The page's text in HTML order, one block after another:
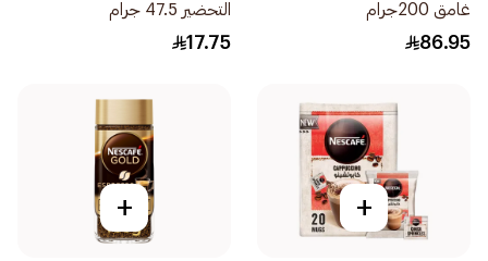
غامق 200جرام
86.95
التحضير 47.5 جرام
17.75
+
+